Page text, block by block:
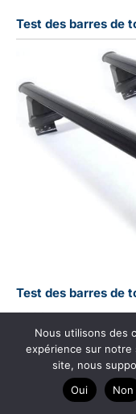
Test des barres de
Test des barres de
2026
Nous utilisons des
expérience sur notre
site, nous
Oui
Non